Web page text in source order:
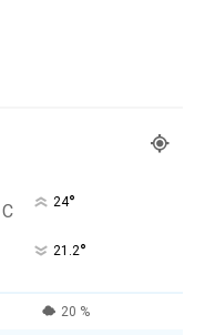
C 24°
21.2°
20 %